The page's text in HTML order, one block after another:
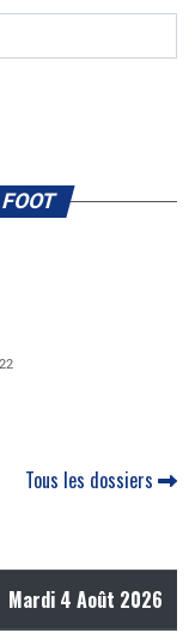
Tous les dossiers
Mardi 4 Août 2026